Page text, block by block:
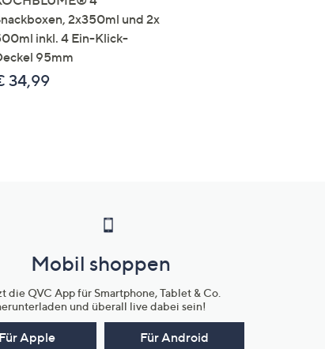
2x350ml und 2x
inkl. 4 Ein-Klick-
95mm
34,99
Mobil shoppen
die QVC App für Smartphone, Tablet & Co.
und überall live dabei sein!
Für Apple Für Android